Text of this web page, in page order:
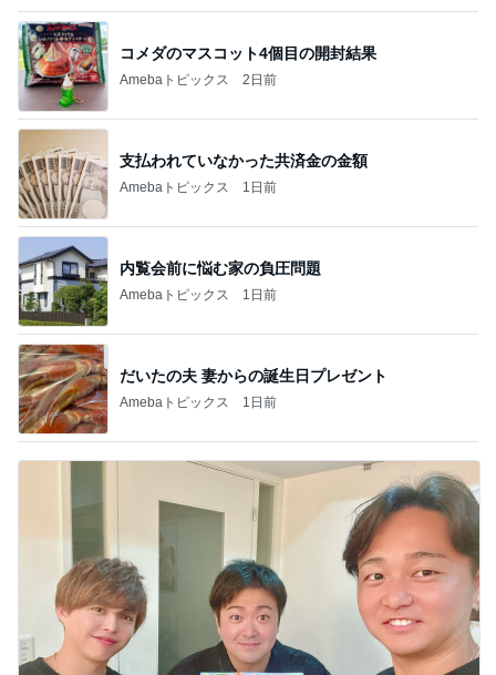
コメダのマスコット4個目の開封結果
Amebaトピックス 2日前
支払われていなかった共済金の金額
Amebaトピックス 1日前
内覧会前に悩む家の負圧問題
Amebaトピックス 1日前
だいたの夫 妻からの誕生日プレゼント
Amebaトピックス 1日前